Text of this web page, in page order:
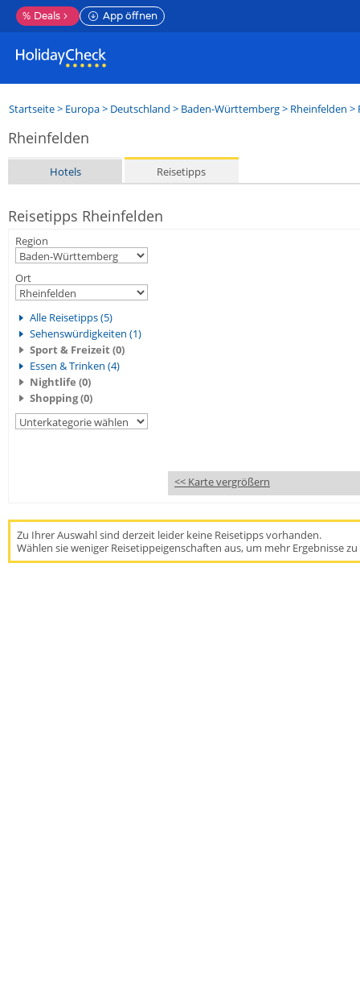
% Deals App öffnen
Startseite> Europa> Deutschland > Baden-Württemberg> Rheinfelden >
Rheinfelden
Hotels Reisetipps
Reisetipps Rheinfelden
Region
Ort
Alle Reisetipps (5)
Sehenswürdigkeiten (1)
Sport & Freizeit (0)
Essen & Trinken (4)
Nightlife (0)
Shopping (0)
<< Karte vergrößern
Zu Ihrer Auswahl sind derzeit leider keine Reisetipps vorhanden.
Wählen sie weniger Reisetippeigenschaften aus, um mehr Ergebnisse